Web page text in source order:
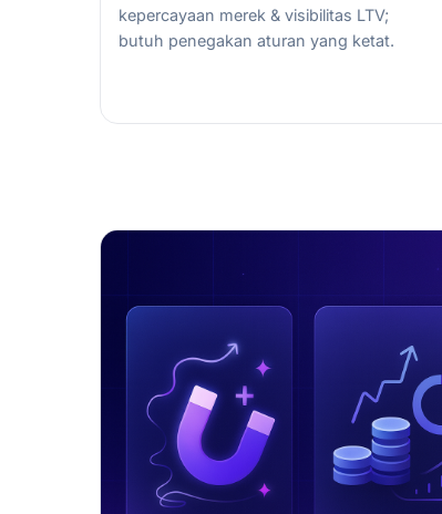
kepercayaan merek & visibilitas LTV;
butuh penegakan aturan yang ketat.